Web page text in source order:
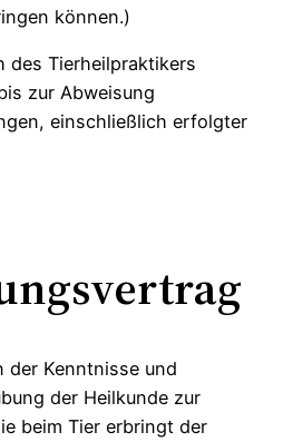
können.)
des Tierheilpraktikers
zur Abweisung
einschließlich erfolgter
der Kenntnisse und
der Heilkunde zur
beim Tier erbringt der